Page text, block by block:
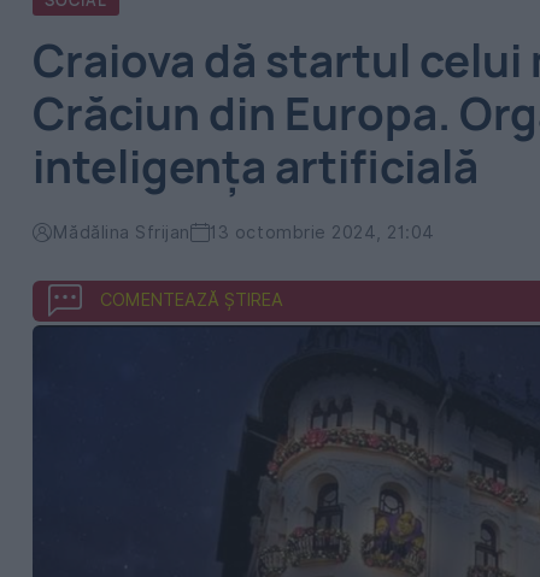
Craiova dă startul celui
Crăciun din Europa.
inteligența artificială
Mădălina Sfrijan 13 octombrie 2024, 21:04
COMENTEAZĂ ȘTIREA